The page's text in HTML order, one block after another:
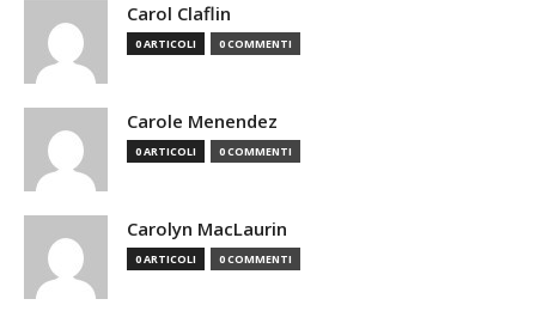
Carol Claflin
0 ARTICOLI 0 COMMENTI
Carole Menendez
0 ARTICOLI 0 COMMENTI
Carolyn MacLaurin
0 ARTICOLI 0 COMMENTI